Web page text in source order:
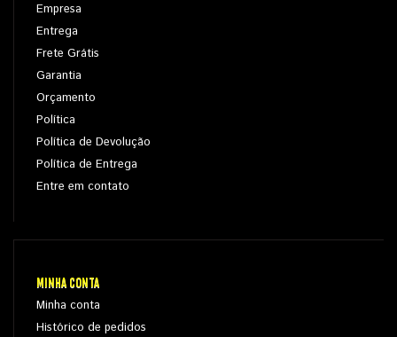
Empresa
Entrega
Frete Grátis
Garantia
Orçamento
Política
Política de Devolução
Política de Entrega
Entre em contato
MINHA CONTA
Minha conta
Histórico de pedidos